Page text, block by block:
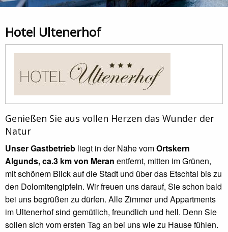
Hotel Ultenerhof
Genießen Sie aus vollen Herzen das Wunder der
Natur
Unser Gastbetrieb liegt in der Nähe vomOrtskern
Algunds, ca.3 km von Meran entfernt, mitten im Grünen,
mit schönem Blick auf die Stadt und über das Etschtal bis zu
den Dolomitengipfeln. Wir freuen uns darauf, Sie schon bald
bei uns begrüßen zu dürfen. Alle Zimmer und Appartments
im Ultenerhof sind gemütlich, freundlich und hell. Denn Sie
sollen sich vom ersten Tag an bei uns wie zu Hause fühlen.